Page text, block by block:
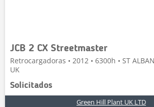
JCB 2 CX Streetmaster
Retrocargadoras • 2012 • 6300h • ST
UK
Solicitados
Green Hill Plant UK LTD